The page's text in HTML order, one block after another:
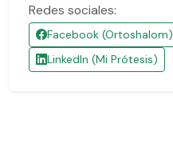
Redes sociales:
Facebook (Ortoshalom)
LinkedIn (Mi Prótesis)